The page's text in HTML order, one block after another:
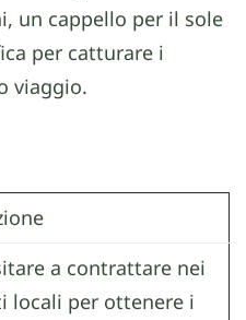
un cappello per il sole
per catturare i
viaggio.
a contrattare nei
locali per ottenere i